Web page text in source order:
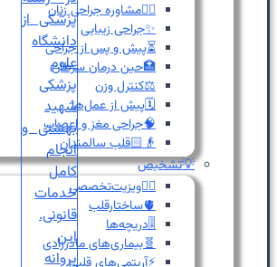
👩‍⚕️مشاوره جراحی زنان
✨جراحی زیبایی
⏳پیش و پس از جراحی
🏥حین درمان سرطان
⚖️کنترل وزن
🗓️پیش از عمل‌ها
🧠جراحی مغز و اعصاب
👴🏻قلب سالمندان
💡تشخیص
👨‍⚕️ویزیت‌تخصصی
🫀ساختارقلب
🎚️دریچه‌ها
🧬بیماری‌های مادرزادی